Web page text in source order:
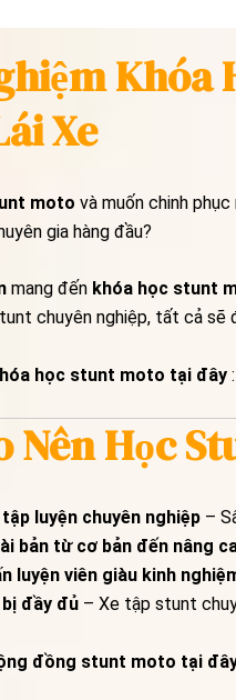
Khóa
Xe
moto và muốn chinh
gia hàng đầu?
mang đến khóa học stunt
chuyên nghiệp, tất cả sẽ
học stunt moto tại đây:
Nên Học
luyện chuyên nghiệp–
bản từ cơ bản đến nâng
luyện viên giàu kinh
đầy đủ– Xe tập stunt
đồng stunt moto tại